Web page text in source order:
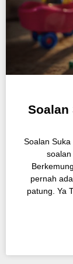
Soalan
Soalan
soalan
pernah
patung. Ya